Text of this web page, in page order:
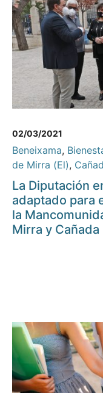
02/03/2021
Beneixama,
de Mirra (El),
La Diputación
adaptado para
la
Mirra y Cañada